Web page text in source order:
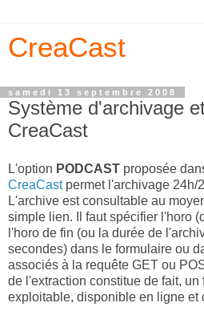
CreaCast
samedi 13 septembre 2008
Système d'archivage
CreaCast
L'option PODCAST proposée
CreaCastpermet l'archivage 24h/
L'archive est consultable au
simple lien. Il faut spécifier l'horo
l'horo de fin (ou la durée de
secondes) dans le formulaire ou
associés à la requête GET ou
de l'extraction constitue de fait,
exploitable, disponible en ligne et